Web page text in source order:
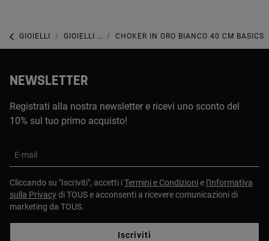
GIOIELLI GIOIELLI IN ORO BIANCO CHOKER IN ORO BIANCO 40 CM BASICS
NEWSLETTER
Registrati alla nostra newsletter e ricevi uno sconto del
10% sul tuo primo acquisto!
E-mail
Cliccando su "Iscriviti", accetti iTermini e Condizionie l'Informativa
sulla Privacydi TOUS e acconsenti a ricevere comunicazioni di
marketing da TOUS.
Iscriviti